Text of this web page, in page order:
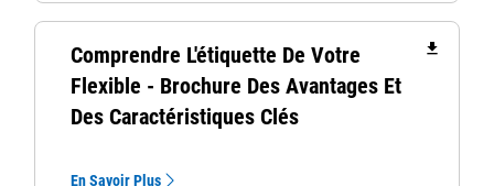
Comprendre L'étiquette De Votre
Flexible - Brochure Des Avantages Et
Des Caractéristiques Clés
file_download
En Savoir Plus